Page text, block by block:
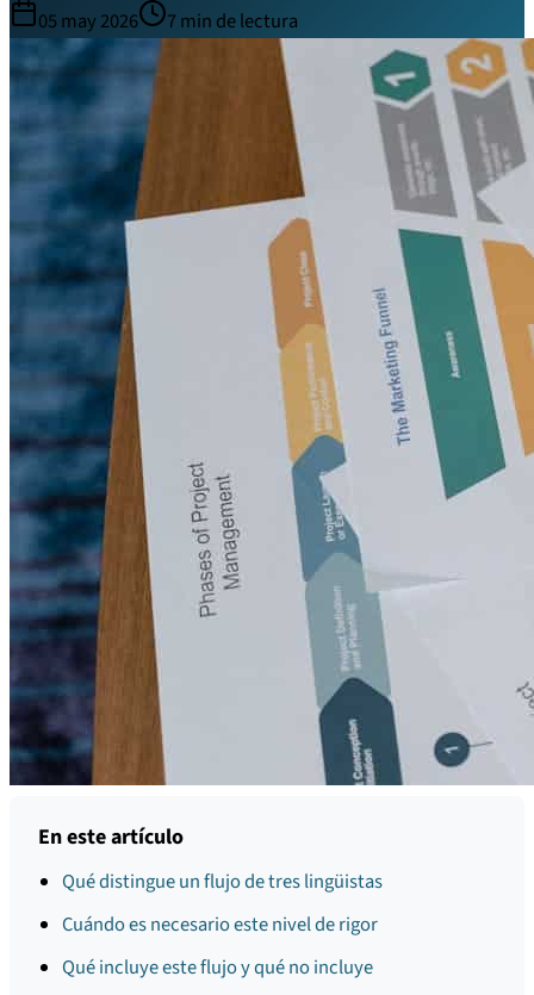
05 may 2026 7min de lectura
En este artículo
Qué distingue un flujo de tres lingüistas
Cuándo es necesario este nivel de rigor
Qué incluye este flujo y qué no incluye